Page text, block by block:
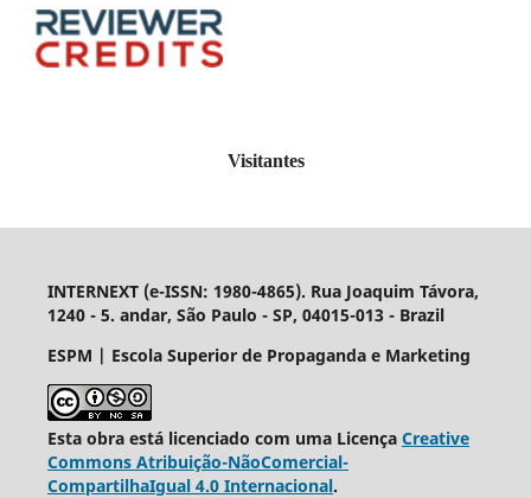
Visitantes
INTERNEXT (e-ISSN: 1980-4865). Rua Joaquim Távora,
1240 - 5. andar, São Paulo - SP, 04015-013 - Brazil
ESPM | Escola Superior de Propaganda e Marketing
Esta obra está licenciado com uma Licença Creative
Commons Atribuição-NãoComercial-
CompartilhaIgual 4.0 Internacional.